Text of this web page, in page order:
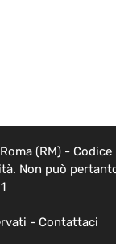
(RM) -
Non può
- Contattaci